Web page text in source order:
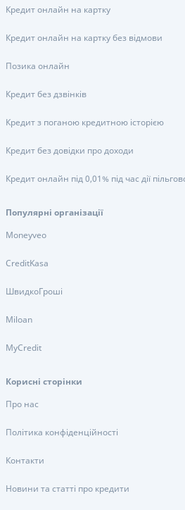
Кредит онлайн на картку
Кредит онлайн на картку без відмови
Позика онлайн
Кредит без дзвінків
Кредит з поганою кредитною історією
Кредит без довідки про доходи
Кредит онлайн під 0,01% під час дії
Популярні організації
Moneyveo
CreditKasa
ШвидкоГроші
Miloan
MyCredit
Корисні сторінки
Про нас
Політика конфіденційності
Контакти
Новини та статті про кредити